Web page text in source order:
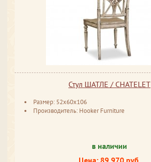
Стул ШАТЛЕ / CHATELET
Размер: 52x60x106
Производитель: Hooker Furniture
в наличии